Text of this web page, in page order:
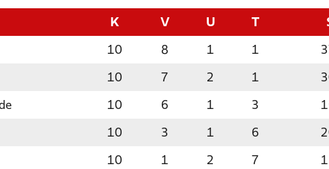
K V U T
10 8 1 1
10 7 2 1
10 6 1 3
10 3 1 6
10 1 2 7